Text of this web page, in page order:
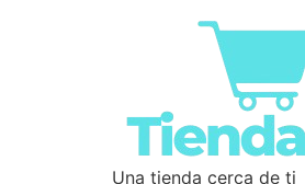
Una tienda cerca de ti